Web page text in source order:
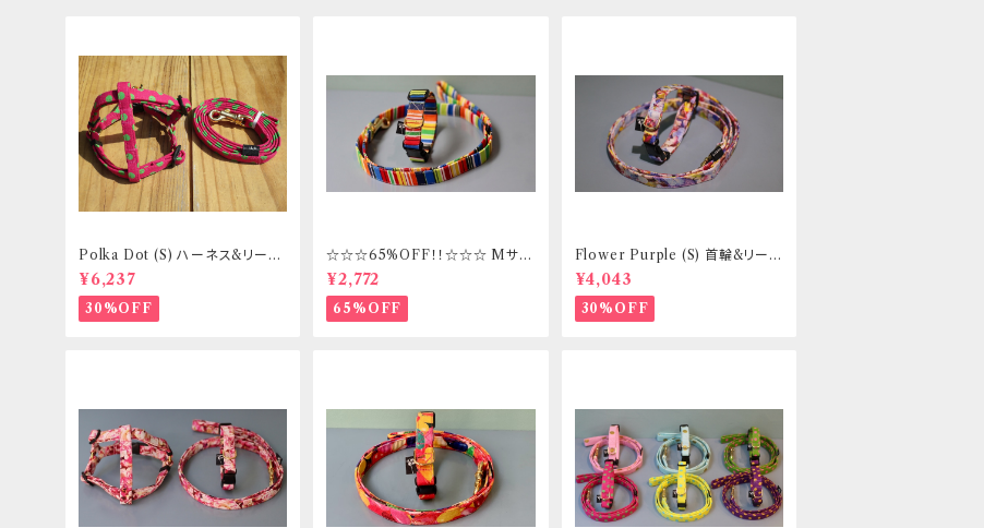
Polka Dot (S) ハーネス&リード
セット _ フントヒュッテオリジナル
¥6,237
30%OFF
☆☆☆65%OFF！！☆☆☆ Mサイ
ズ 首輪&リードセット _ フントヒュ
ッテオリジナル
¥2,772
65%OFF
Flower Purple (S) 首輪&リード
セット _ 小型犬・小柄な中型犬向
き _ フントヒュッテオリジナル
¥4,043
30%OFF